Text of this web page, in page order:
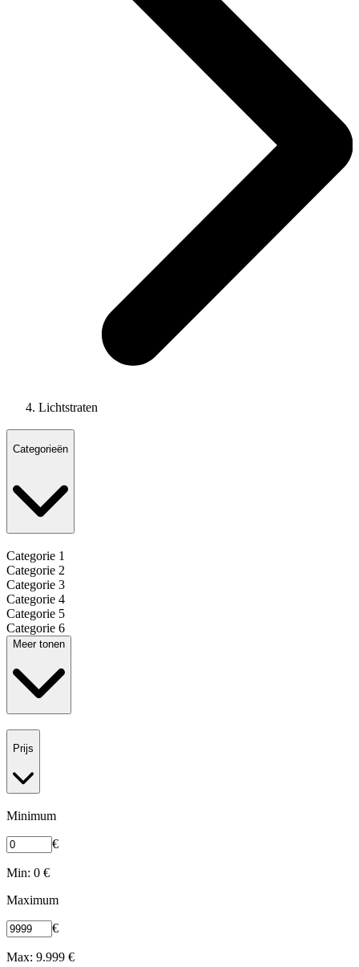
Lichtstraten
Categorieën
Categorie 1
Categorie 2
Categorie 3
Categorie 4
Categorie 5
Categorie 6
Meer tonen
Prijs
Minimum
€
Min: 0 €
Maximum
€
Max: 9.999 €